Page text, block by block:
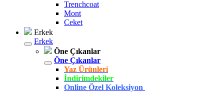
Trenchcoat
Mont
Ceket
Erkek
Erkek
Öne Çıkanlar
Öne Çıkanlar
Yaz Ürünleri
İndirimdekiler
Online Özel Koleksiyon